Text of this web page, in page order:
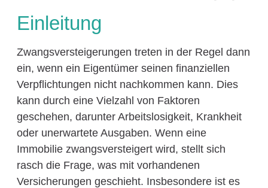
Einleitung
Zwangsversteigerungen treten in der Regel dann
ein, wenn ein Eigentümer seinen finanziellen
Verpflichtungen nicht nachkommen kann. Dies
kann durch eine Vielzahl von Faktoren
geschehen, darunter Arbeitslosigkeit, Krankheit
oder unerwartete Ausgaben. Wenn eine
Immobilie zwangsversteigert wird, stellt sich
rasch die Frage, was mit vorhandenen
Versicherungen geschieht. Insbesondere ist es